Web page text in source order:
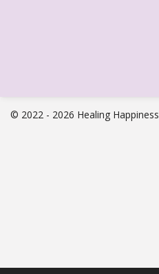
© 2022 - 2026 Healing Happiness